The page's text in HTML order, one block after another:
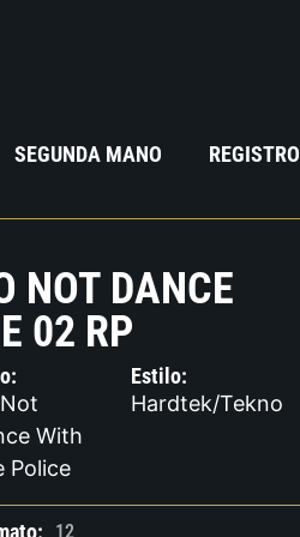
SEGUNDA MANO REGISTRO
NOT DANCE
02 RP
With
Police
Estilo:
Hardtek/Tekno
12